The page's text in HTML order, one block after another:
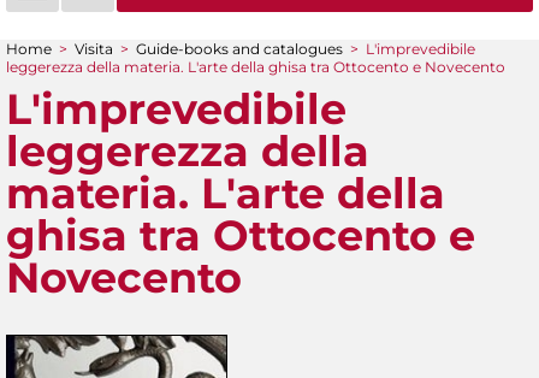
You are here
Home > Visita > Guide-books and catalogues > L'imprevedibile
leggerezza della materia. L'arte della ghisa tra Ottocento e Novecento
L'imprevedibile
leggerezza della
materia. L'arte della
ghisa tra Ottocento e
Novecento